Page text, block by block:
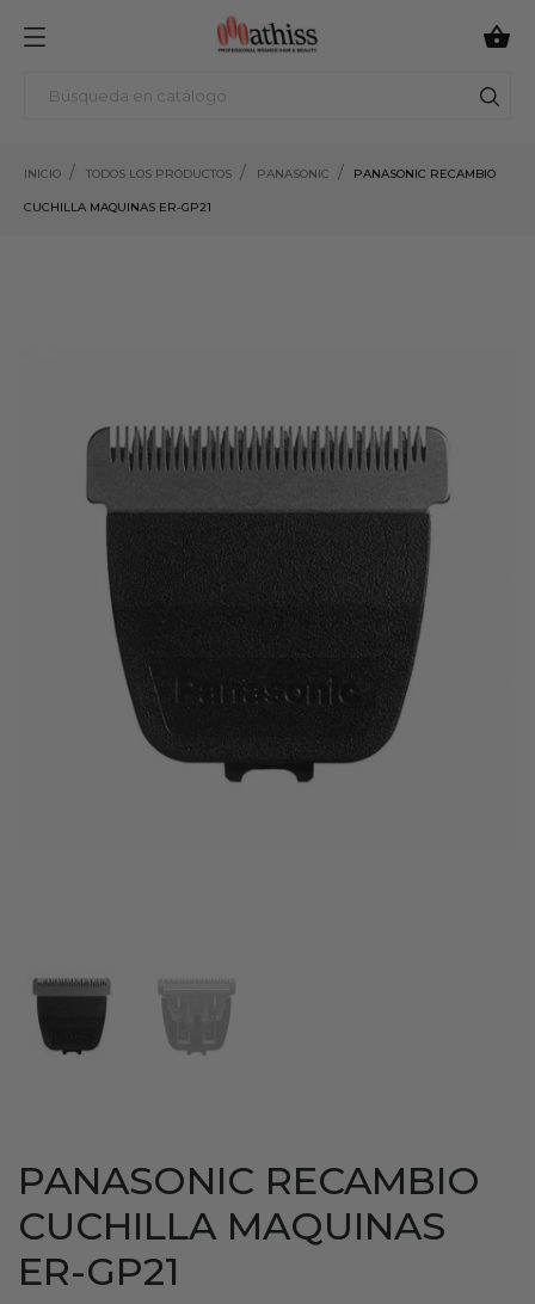

INICIO TODOS LOS PRODUCTOS PANASONIC PANASONIC RECAMBIO
CUCHILLA MAQUINAS ER-GP21
PANASONIC RECAMBIO
CUCHILLA MAQUINAS
ER-GP21